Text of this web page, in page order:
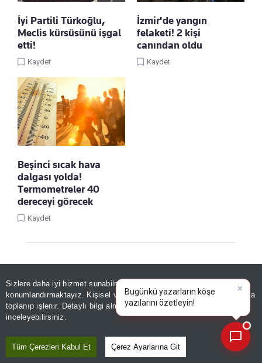
Sizlere daha iyi hizmet sunabilmek adına sitemizde
konumlandırmaktayız. Kişisel verileriniz, KVKK ve GDPR kapsamında
toplanıp işlenir. Detaylı bilgi almak içinAydınlatma Metnimizi
inceleyebilirsiniz.
Tüm Çerezleri Kabul Et Çerez Ayarlarına Git
İyi Partili Türkoğlu,
Meclis kürsüsünü işgal
etti!
Kaydet
İzmir'de yangın
felaketi! 2 kişi
canından oldu
Kaydet
Beşinci sıcak hava
dalgası yolda!
Termometreler 40
dereceyi görecek
Kaydet
Linke Tıkla, Türkiye Gazetesi'ni Google
Favorilerine Ekle!
Bugünkü yazarların köş